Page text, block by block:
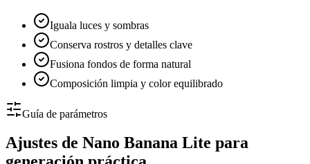
Iguala luces y sombras
Conserva rostros y detalles clave
Fusiona fondos de forma natural
Composición limpia y color equilibrado
Guía de parámetros
Ajustes de Nano Banana Lite para